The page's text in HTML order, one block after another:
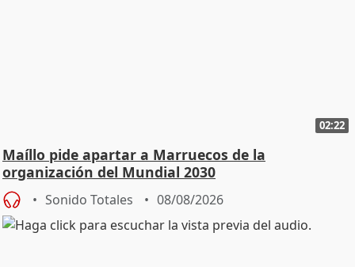
02:22
Maíllo pide apartar a Marruecos de la
organización del Mundial 2030
Sonido Totales 08/08/2026